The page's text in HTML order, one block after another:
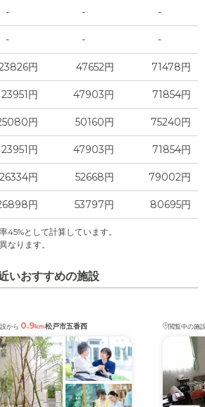
- - -
- - -
円 47652円 71478円
23951円 47903円 71854円
円 50160円 75240円
23951円 47903円 71854円
26334円 52668円 79002円
円 53797円 80695円
45%として計算しています。
なります。
いおすすめの施設
から 0.9km松戸市五香西 閲覧中の施